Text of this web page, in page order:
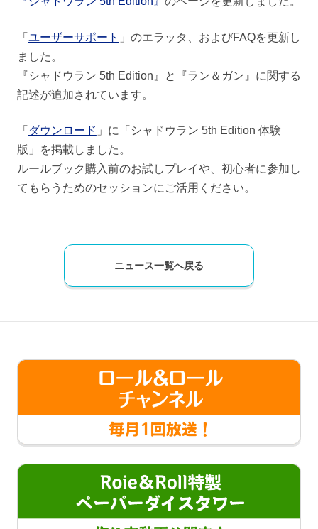
「 ユーザーサポート 」のエラッタ、およびFAQを更新し
ました。
『シャドウラン 5th Edition』と『ラン＆ガン』に関する
記述が追加されています。
「 ダウンロード 」に「シャドウラン 5th Edition 体験
版」を掲載しました。
ルールブック購入前のお試しプレイや、初心者に参加し
てもらうためのセッションにご活用ください。
ニュース一覧へ戻る